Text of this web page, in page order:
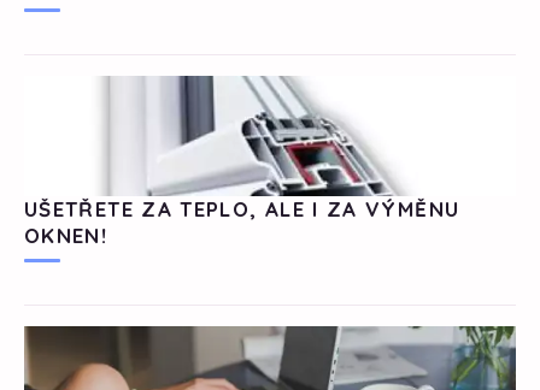
UŠETŘETE ZA TEPLO, ALE I ZA VÝMĚNU
OKNEN!